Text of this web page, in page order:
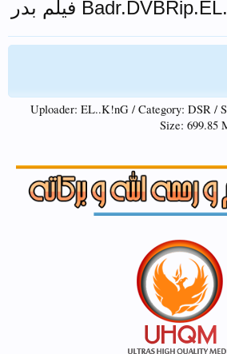
Uploader: EL..K!nG / Category: DSR /
Size: 699.85